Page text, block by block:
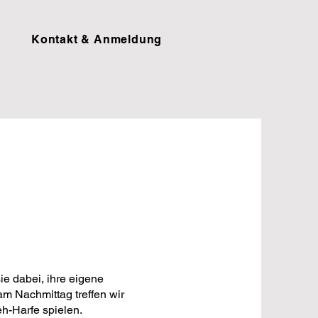
Kontakt & Anmeldung
dabei, ihre eigene
Nachmittag treffen wir
Harfe spielen.